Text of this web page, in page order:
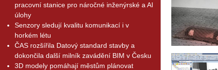
pracovní stanice pro náročné inženýrské a AI
úlohy
Senzory sledují kvalitu komunikací i v
horkém létu
ČAS rozšířila Datový standard stavby a
dokončila další milník zavádění BIM v Česku
3D modely pomáhají městům plánovat